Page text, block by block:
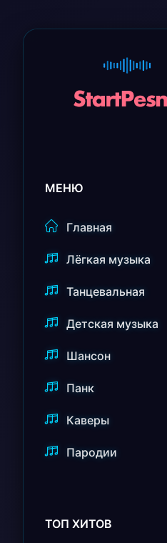
МЕНЮ
Главная
Лёгкая музыка
Танцевальная
Детская музыка
Шансон
Панк
Каверы
Пародии
ТОП ХИТОВ